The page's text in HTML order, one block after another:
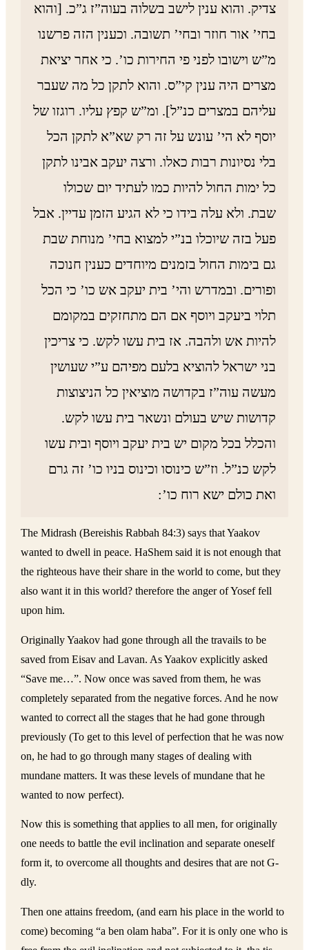
צדיק. והוא ענין לישב בשלוה בעוה”ז ג”כ. [והוא
בחי’ אור חוזר ובחי’ תשובה. וכענין הזה פרשנו
מ”ש וישובו לפני פי החירות כו’. כי אחר יציאת
מצרים היה ענין קי”ס. והוא לתקן כל מה שעבר
עליהם במצרים כנ”ל]. ומ”ש קפץ עליו. רוגזו של
יוסף לא הי’ עונש על זה רק שא”א לתקן הכל
בלי נסיונות רבות כאלו. ורצה יעקב אבינו לתקן
כל ימות החול להיות כמו לעתיד יום שכולו
שבת. ולא עלה בידו כי לא הגיע הזמן עדיין. אבל
פעל בזה שיוכלו בנ”י למצוא בחי’ מנוחת שבת
גם בימות החול בזמנים מיוחדים כענין חנוכה
ופורים. ובמדרש והי’ בית יעקב אש כו’ כי הכל
תלוי ביעקב ויוסף אם הם מתחזקים במקומם
להיות אש ולהבה. אז בית עשו לקש. כי צריכין
בני ישראל להוציא בלעם מפיהם ע”י שעושין
מעשה עוה”ז בקדושה מוציאין כל הניצוצות
קדושות שיש בעולם ונשאר בית עשו לקש.
והכלל בכל מקום יש בית יעקב ויוסף ובית עשו
לקש כנ”ל. וז”ש כינוסו וכינוס בניו כו’ זה גרם
ואת כולם ישא רוח כו’:
The Midrash (Bereishis Rabbah 84:3) says that Yaakov
wanted to dwell in peace. HaShem said it is not enough that
the righteous have their share in the world to come, but they
also want it in this world? therefore the anger of Yosef fell
upon him.
Originally Yaakov had gone through all the travails to be
saved from Eisav and Lavan. As Yaakov explicitly asked
“Save me…”. Now once was saved from them, he was
completely separated from the negative forces. And he now
wanted to correct all the stages that he had gone through
previously (To get to this level of perfection that he was now
on, he had to go through many stages of dealing with
mundane matters. It was these levels of mundane that he
wanted to now perfect).
Now this is something that applies to all men, for originally
one needs to battle the evil inclination and separate oneself
form it, to overcome all thoughts and desires that are not G-
dly.
Then one attains freedom, (and earn his place in the world to
come) becoming “a ben olam haba”. For it is only one who is